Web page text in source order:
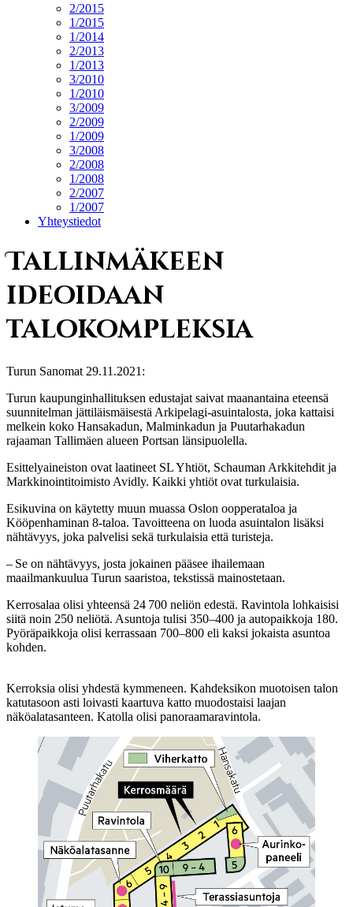
2/2015
1/2015
1/2014
2/2013
1/2013
3/2010
1/2010
3/2009
2/2009
1/2009
3/2008
2/2008
1/2008
2/2007
1/2007
Yhteystiedot
Tallinmäkeen
ideoidaan
talokompleksia
Turun Sanomat 29.11.2021:
Turun kaupunginhallituksen edustajat saivat maanantaina eteensä
suunnitelman jättiläismäisestä Arkipelagi-asuintalosta, joka kattaisi
melkein koko Hansakadun, Malminkadun ja Puutarhakadun
rajaaman Tallimäen alueen Portsan länsipuolella.
Esittelyaineiston ovat laatineet SL Yhtiöt, Schauman Arkkitehdit ja
Markkinointitoimisto Avidly. Kaikki yhtiöt ovat turkulaisia.
Esikuvina on käytetty muun muassa Oslon oopperataloa ja
Kööpenhaminan 8-taloa. Tavoitteena on luoda asuintalon lisäksi
nähtävyys, joka palvelisi sekä turkulaisia että turisteja.
– Se on nähtävyys, josta jokainen pääsee ihailemaan
maailmankuulua Turun saaristoa, tekstissä mainostetaan.
Kerrosalaa olisi yhteensä 24 700 neliön edestä. Ravintola lohkaisisi
siitä noin 250 neliötä. Asuntoja tulisi 350–400 ja autopaikkoja 180.
Pyöräpaikkoja olisi kerrassaan 700–800 eli kaksi jokaista asuntoa
kohden.
Kerroksia olisi yhdestä kymmeneen. Kahdeksikon muotoisen talon
katutasoon asti loivasti kaartuva katto muodostaisi laajan
näköalatasanteen. Katolla olisi panoraamaravintola.